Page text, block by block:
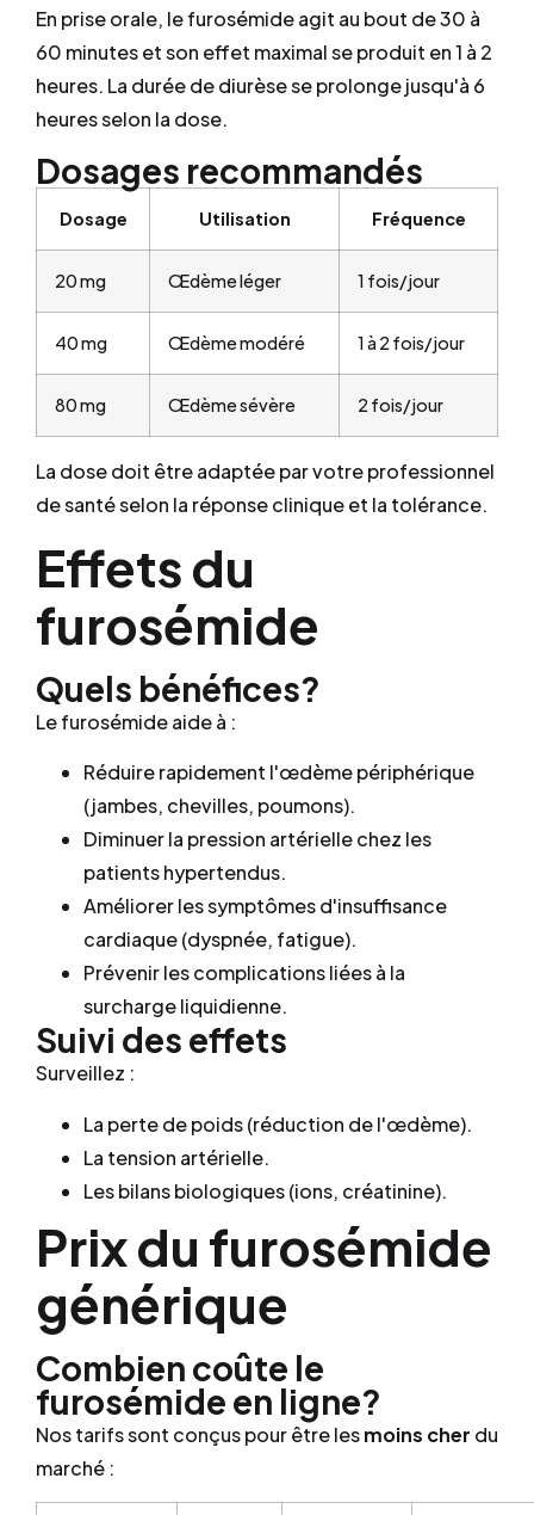
En prise orale, le furosémide agit au bout de 30 à
60 minutes et son effet maximal se produit en 1 à 2
heures. La durée de diurèse se prolonge jusqu'à 6
heures selon la dose.
Dosages recommandés
Dosage Utilisation Fréquence
20 mg Œdème léger 1 fois/jour
40 mg Œdème modéré 1 à 2 fois/jour
80 mg Œdème sévère 2 fois/jour
La dose doit être adaptée par votre professionnel
de santé selon la réponse clinique et la tolérance.
Effets du
furosémide
Quels bénéfices?
Le furosémide aide à :
Réduire rapidement l'œdème périphérique
(jambes, chevilles, poumons).
Diminuer la pression artérielle chez les
patients hypertendus.
Améliorer les symptômes d'insuffisance
cardiaque (dyspnée, fatigue).
Prévenir les complications liées à la
surcharge liquidienne.
Suivi des effets
Surveillez :
La perte de poids (réduction de l'œdème).
La tension artérielle.
Les bilans biologiques (ions, créatinine).
Prix du furosémide
générique
Combien coûte le
furosémide en ligne?
Nos tarifs sont conçus pour être lesmoins cher du
marché :